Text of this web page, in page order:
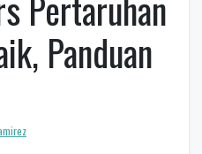
Panduan